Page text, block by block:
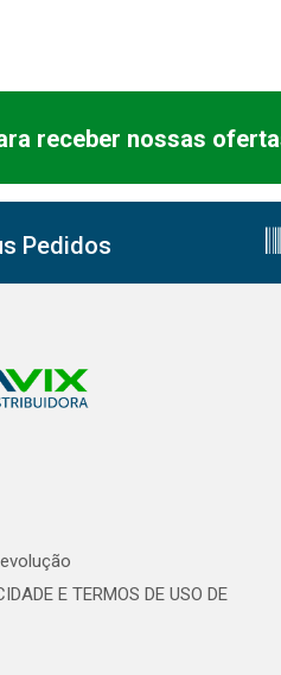
receber nossas
Pedidos
E TERMOS DE USO DE